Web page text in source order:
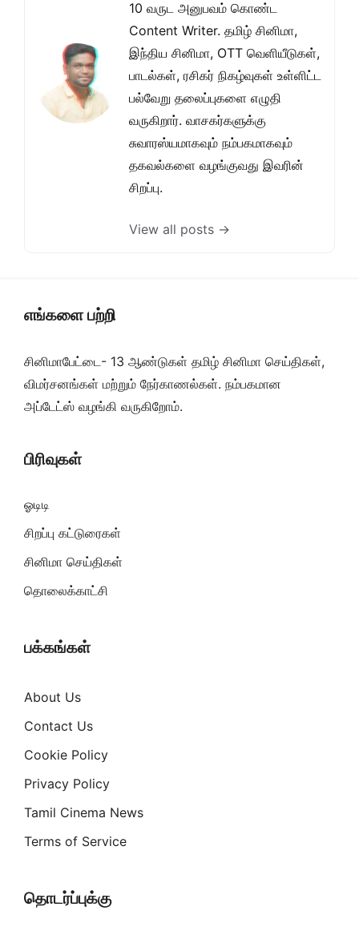
10 வருட அனுபவம் கொண்ட
Content Writer. தமிழ் சினிமா,
இந்திய சினிமா, OTT வெளியீடுகள்,
பாடல்கள், ரசிகர் நிகழ்வுகள் உள்ளிட்ட
பல்வேறு தலைப்புகளை எழுதி
வருகிறார். வாசகர்களுக்கு
சுவாரஸ்யமாகவும் நம்பகமாகவும்
தகவல்களை வழங்குவது இவரின்
சிறப்பு.
View all posts →
எங்களை பற்றி
சினிமாபேட்டை- 13 ஆண்டுகள் தமிழ் சினிமா செய்திகள்,
விமர்சனங்கள் மற்றும் நேர்காணல்கள். நம்பகமான
அப்டேட்ஸ் வழங்கி வருகிறோம்.
பிரிவுகள்
ஓடிடி
சிறப்பு கட்டுரைகள்
சினிமா செய்திகள்
தொலைக்காட்சி
பக்கங்கள்
About Us
Contact Us
Cookie Policy
Privacy Policy
Tamil Cinema News
Terms of Service
தொடர்ப்புக்கு